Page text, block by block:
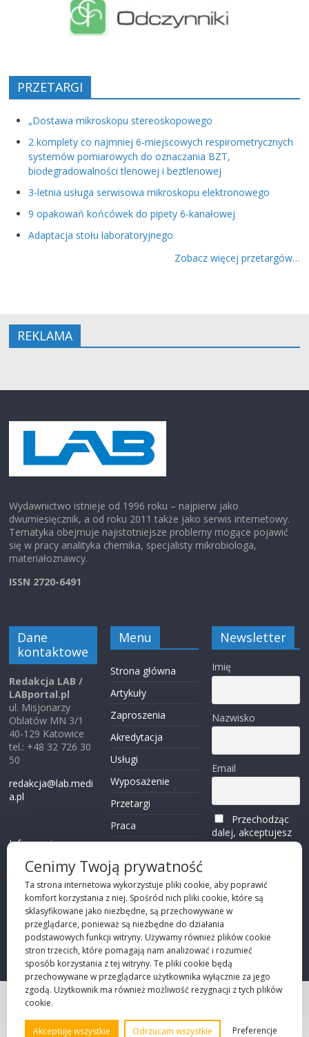
PRZETARGI
„Dostawa mikroskopu stereoskopowego
2 komplety co najmniej 6-miejscowych respirometrycznych
systemów pomiarowych do oznaczania BZT,
biodegradowalności tlenowej i beztlenowej
3-letnia usługa serwisowa mikroskopu elektronowego
9 opakowań końcówek do pipety 6-kanałowej
Adaptacja stołu laboratoryjnego
Zobacz więcej przetargów…
REKLAMA
Wydawnictwo istnieje od 1996 roku – najpierw jako
dwumiesięcznik, a od roku 2011 także jako serwis internetowy.
Tematyka obejmuje najistotniejsze problemy mogące pojawić
się w pracy analityka chemika, specjalisty mikrobiologa,
materiałoznawcy.
ISSN 2720-6491
Dane
kontaktowe
Redakcja LAB /
LABportal.pl
ul. Misjonarzy
Oblatów MN 3/1
40-129 Katowice
tel.: +48 32 726 30
50
redakcja@lab.medi
a.pl
Informacje o
Przechodząc dalej,
akceptujeszpolity
kę prywatności
Menu
Strona główna
Artykuły
Zaproszenia
Akredytacja
Usługi
Wyposażenie
Przetargi
Praca
Kontakt
Newsletter
Imię
Nazwisko
Email
Przechodząc
dalej, akceptujesz
politykę
©2026 Robie Sp. z o.o.
Cenimy Twoją prywatność
Ta strona internetowa wykorzystuje pliki cookie, aby poprawić
komfort korzystania z niej. Spośród nich pliki cookie, które są
sklasyfikowane jako niezbędne, są przechowywane w
przeglądarce, ponieważ są niezbędne do działania
podstawowych funkcji witryny. Używamy również plików cookie
stron trzecich, które pomagają nam analizować i rozumieć
sposób korzystania z tej witryny. Te pliki cookie będą
przechowywane w przeglądarce użytkownika wyłącznie za jego
zgodą. Użytkownik ma również możliwość rezygnacji z tych plików
cookie.
Akceptuję wszystkie Odrzucam wszystkie Preferencje